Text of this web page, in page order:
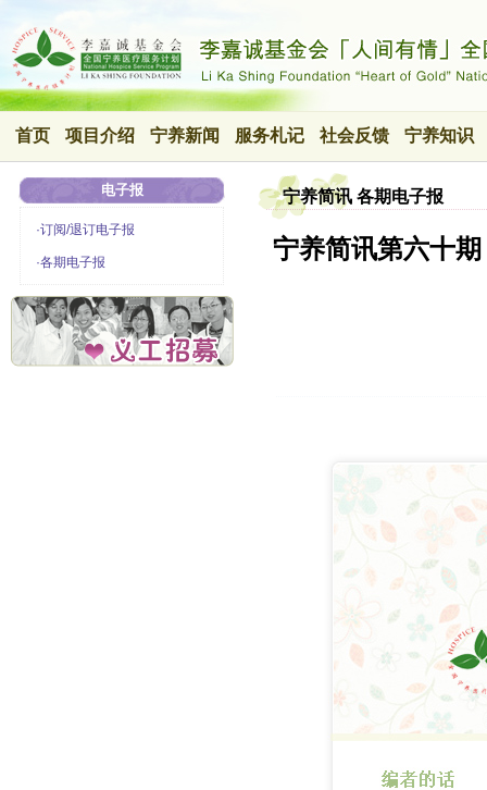
首页 项目介绍 宁养新闻 服务札记 社会反馈 宁养知识
电子报
·订阅/退订电子报
·各期电子报
宁养简讯 各期电子报
宁养简讯第六十